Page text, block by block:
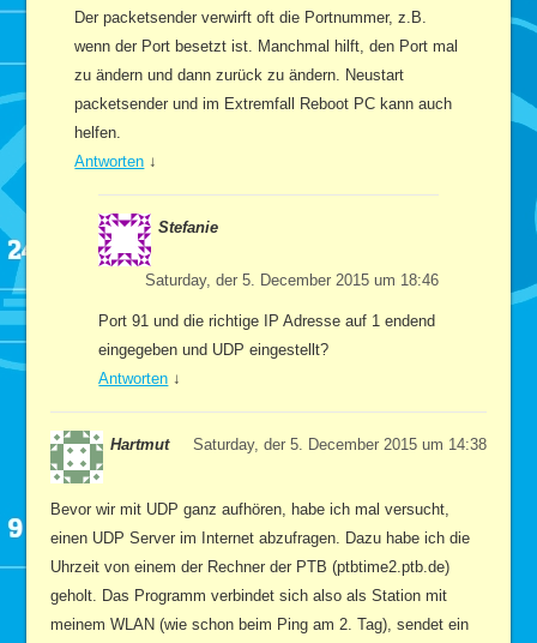
Der packetsender verwirft oft die Portnummer, z.B.
wenn der Port besetzt ist. Manchmal hilft, den Port mal
zu ändern und dann zurück zu ändern. Neustart
packetsender und im Extremfall Reboot PC kann auch
helfen.
Antworten ↓
Stefanie
Saturday, der 5. December 2015 um 18:46
Port 91 und die richtige IP Adresse auf 1 endend
eingegeben und UDP eingestellt?
Antworten ↓
Hartmut Saturday, der 5. December 2015 um 14:38
Bevor wir mit UDP ganz aufhören, habe ich mal versucht,
einen UDP Server im Internet abzufragen. Dazu habe ich die
Uhrzeit von einem der Rechner der PTB (ptbtime2.ptb.de)
geholt. Das Programm verbindet sich also als Station mit
meinem WLAN (wie schon beim Ping am 2. Tag), sendet ein